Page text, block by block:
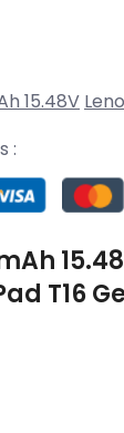
15.48V
:
T16